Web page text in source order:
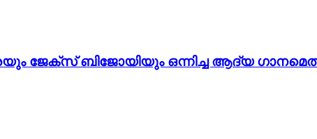
ജേക്സ് ബിജോയിയും ഒന്നിച്ച ആദ്യ